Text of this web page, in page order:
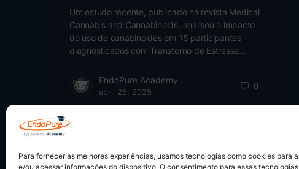
Para fornecer as melhores experiências, usamos tecnologias como cookies para
e/ou acessar informações do dispositivo. O consentimento para essas
Um estudo recente, publicado na revista Medical
Cannabis and Cannabinoids, analisou o impacto
do uso de canabinoides em 15 participantes
diagnosticados com Transtorno de Estresse…
EndoPure Academy
abril 25, 2025
0